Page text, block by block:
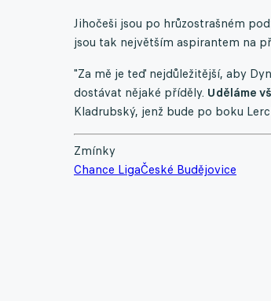
Jihočeši jsou po hrůzostrašném
jsou tak největším aspirantem na
"Za mě je teď nejdůležitější, aby
dostávat nějaké příděly. Uděláme
Kladrubský, jenž bude po boku
Zmínky
Chance LigaČeské Budějovice